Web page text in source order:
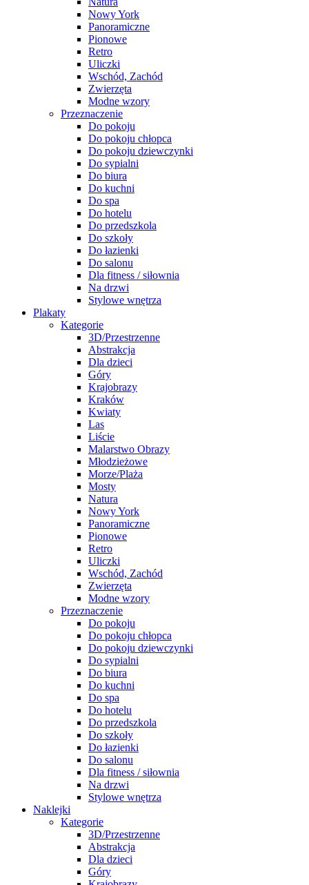
Nowy York
Panoramiczne
Pionowe
Retro
Uliczki
Wschód, Zachód
Zwierzęta
Modne wzory
Przeznaczenie
Do pokoju
Do pokoju chłopca
Do pokoju dziewczynki
Do sypialni
Do biura
Do kuchni
Do spa
Do hotelu
Do przedszkola
Do szkoły
Do łazienki
Do salonu
Dla fitness / siłownia
Na drzwi
Stylowe wnętrza
Plakaty
Kategorie
3D/Przestrzenne
Abstrakcja
Dla dzieci
Góry
Krajobrazy
Kraków
Kwiaty
Las
Liście
Malarstwo Obrazy
Młodzieżowe
Morze/Plaża
Mosty
Natura
Nowy York
Panoramiczne
Pionowe
Retro
Uliczki
Wschód, Zachód
Zwierzęta
Modne wzory
Przeznaczenie
Do pokoju
Do pokoju chłopca
Do pokoju dziewczynki
Do sypialni
Do biura
Do kuchni
Do spa
Do hotelu
Do przedszkola
Do szkoły
Do łazienki
Do salonu
Dla fitness / siłownia
Na drzwi
Stylowe wnętrza
Naklejki
Kategorie
3D/Przestrzenne
Abstrakcja
Dla dzieci
Góry